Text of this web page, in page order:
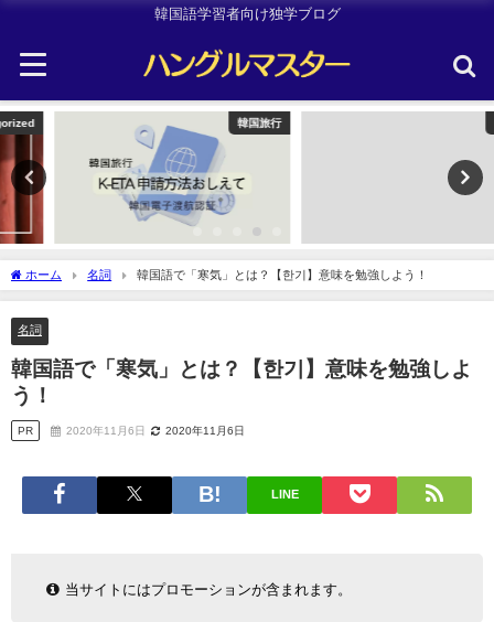
韓国語学習者向け独学ブログ
ホーム 名詞 韓国語で「寒気」とは？【한기】意味を勉強しよう！
名詞
韓国語で「寒気」とは？【한기】意味を勉強しよ
う！
PR 2020年11月6日 2020年11月6日
LINE
当サイトにはプロモーションが含まれます。